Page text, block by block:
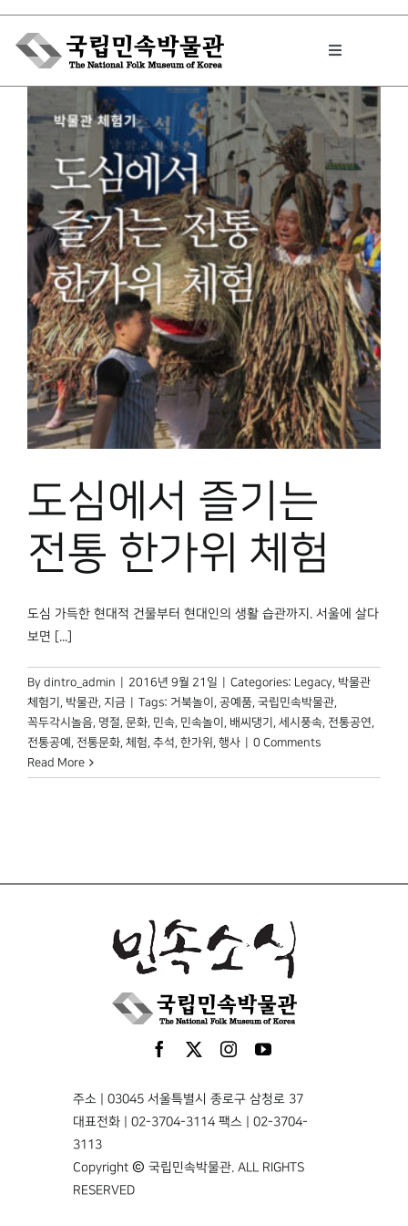
Skip
content
Toggle
박물관에서는
민속이야기
민속 인사이드
원문보기 PDF
박물관 홈페이지
도심에서 즐기는
전통 한가위 체험
도심 가득한 현대적 건물부터 현대인의 생활 습관까지. 서울에 살다
보면 [...]
By dintro_admin 2016년 9월 21일 Categories: Legacy, 박물관
체험기 , 박물관, 지금 Tags: 거북놀이 , 공예품, 국립민속박물관,
꼭두각시놀음, 명절, 문화, 민속, 민속놀이 , 배씨댕기 , 세시풍속, 전통공연,
전통공예 , 전통문화, 체험, 추석, 한가위 , 행사
0 Comments
Read More
주소 | 03045 서울특별시 종로구 삼청로 37
대표전화 | 02-3704-3114 팩스 | 02-3704-
3113
Copyright © 국립민속박물관. ALL RIGHTS
RESERVED